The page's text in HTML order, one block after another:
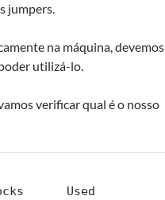
jumpers.
na máquina, devemos
utilizá-lo.
verificar qual é o nosso
Used